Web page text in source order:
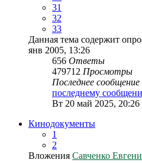
31
32
33
Данная тема содержит
янв 2005, 13:26
656 Ответы
479712 Просмотры
Последнее сообщение
последнему
Вт 20 май 2025, 20:26
Кинодокументы
1
2
Вложения Савченко